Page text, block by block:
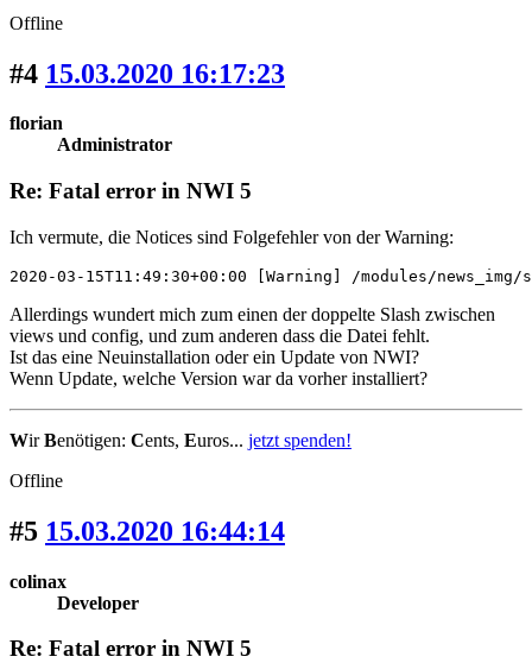
Offline
#4 15.03.2020 16:17:23
florian
Administrator
Re: Fatal error in NWI 5
Ich vermute, die Notices sind Folgefehler von der Warning:
2020-03-15T11:49:30+00:00 [Warning] /modules/
Allerdings wundert mich zum einen der doppelte Slash zwischen
views und config, und zum anderen dass die Datei fehlt.
Ist das eine Neuinstallation oder ein Update von NWI?
Wenn Update, welche Version war da vorher installiert?
WirBenötigen: Cents, Euros... jetzt spenden!
Offline
#5 15.03.2020 16:44:14
colinax
Developer
Re: Fatal error in NWI 5